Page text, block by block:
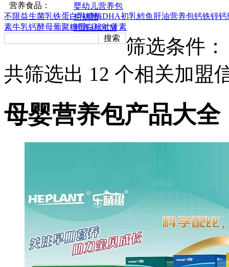
婴幼儿营养包
牛初乳
营养品OEM
营养食品：
不限益生菌乳铁蛋白乳糖酶DHA初乳鳕鱼肝油营养包钙铁锌钙
素牛乳钙酵母葡聚糖蛋白粉叶黄素
搜索
筛选条件：
共筛选出 12 个相关加盟
母婴营养包产品大全